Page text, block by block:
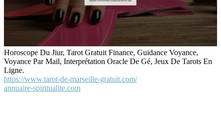
Horoscope Du Jiur, Tarot Gratuit Finance, Guidance Voyance,
Voyance Par Mail, Interprétation Oracle De Gé, Jeux De Tarots En
Ligne.
https://www.tarot-de-marseille-gratuit.com/
annuaire-spiritualite.com